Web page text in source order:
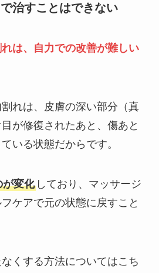
治すことはできない
は、自力での改善が難しい
れは、皮膚の深い部分（真
が修復されたあと、傷あと
いる状態だからです。
が変化しており、マッサージ
ケアで元の状態に戻すこと
くする方法についてはこち